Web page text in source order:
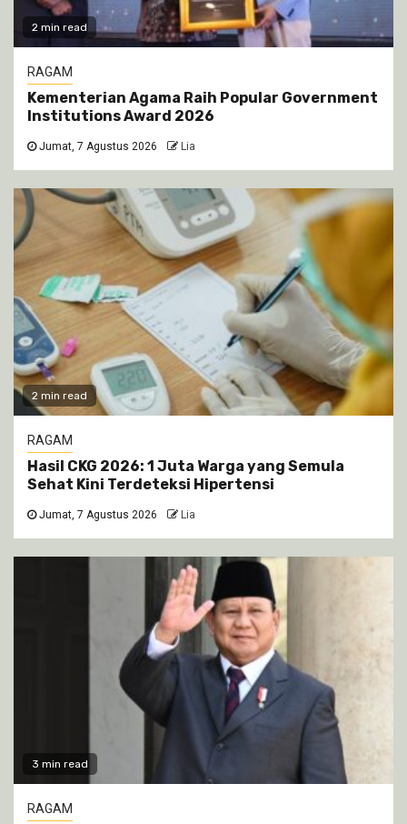
2 min read
RAGAM
Kementerian Agama Raih Popular Government
Institutions Award 2026
Jumat, 7 Agustus 2026 Lia
2 min read
RAGAM
Hasil CKG 2026: 1 Juta Warga yang Semula
Sehat Kini Terdeteksi Hipertensi
Jumat, 7 Agustus 2026 Lia
3 min read
RAGAM